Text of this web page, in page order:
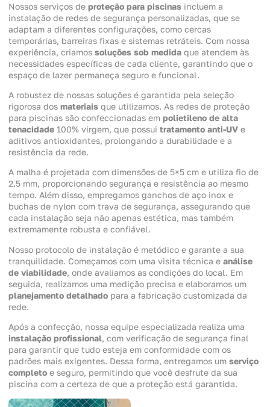
Nossos serviços de proteção para piscinas incluem a
instalação de redes de segurança personalizadas, que se
adaptam a diferentes configurações, como cercas
temporárias, barreiras fixas e sistemas retráteis. Com nossa
experiência, criamos soluções sob medida que atendem às
necessidades específicas de cada cliente, garantindo que o
espaço de lazer permaneça seguro e funcional.
A robustez de nossas soluções é garantida pela seleção
rigorosa dos materiais que utilizamos. As redes de proteção
para piscinas são confeccionadas em polietileno de alta
tenacidade 100% virgem, que possui tratamento anti-UV e
aditivos antioxidantes, prolongando a durabilidade e a
resistência da rede.
A malha é projetada com dimensões de 5×5 cm e utiliza fio de
2.5 mm, proporcionando segurança e resistência ao mesmo
tempo. Além disso, empregamos ganchos de aço inox e
buchas de nylon com trava de segurança, assegurando que
cada instalação seja não apenas estética, mas também
extremamente robusta e confiável.
Nosso protocolo de instalação é metódico e garante a sua
tranquilidade. Começamos com uma visita técnica e análise
de viabilidade, onde avaliamos as condições do local. Em
seguida, realizamos uma medição precisa e elaboramos um
planejamento detalhado para a fabricação customizada da
rede.
Após a confecção, nossa equipe especializada realiza uma
instalação profissional, com verificação de segurança final
para garantir que tudo esteja em conformidade com os
padrões mais exigentes. Dessa forma, entregamos um serviço
completo e seguro, permitindo que você desfrute da sua
piscina com a certeza de que a proteção está garantida.